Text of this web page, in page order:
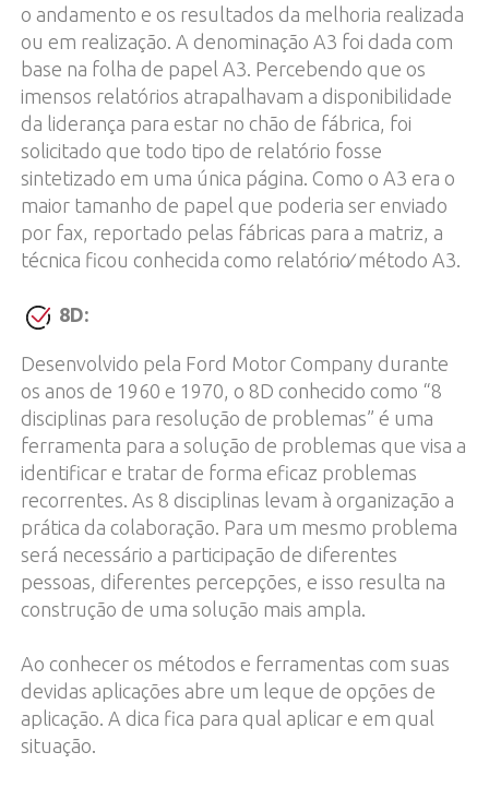
o andamento e os resultados da melhoria realizada
ou em realização. A denominação A3 foi dada com
base na folha de papel A3. Percebendo que os
imensos relatórios atrapalhavam a disponibilidade
da liderança para estar no chão de fábrica, foi
solicitado que todo tipo de relatório fosse
sintetizado em uma única página. Como o A3 era o
maior tamanho de papel que poderia ser enviado
por fax, reportado pelas fábricas para a matriz, a
técnica ficou conhecida como relatório∕ método A3.
8D:
Desenvolvido pela Ford Motor Company durante
os anos de 1960 e 1970, o 8D conhecido como “8
disciplinas para resolução de problemas” é uma
ferramenta para a solução de problemas que visa a
identificar e tratar de forma eficaz problemas
recorrentes. As 8 disciplinas levam à organização a
prática da colaboração. Para um mesmo problema
será necessário a participação de diferentes
pessoas, diferentes percepções, e isso resulta na
construção de uma solução mais ampla.
Ao conhecer os métodos e ferramentas com suas
devidas aplicações abre um leque de opções de
aplicação. A dica fica para qual aplicar e em qual
situação.